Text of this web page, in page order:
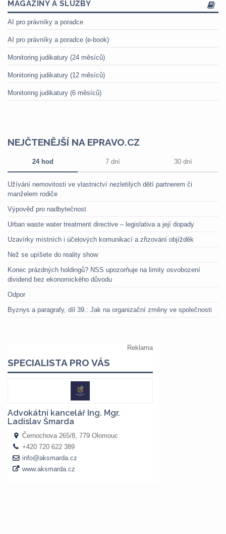
MAGAZÍNY A SLUŽBY
AI pro právníky a poradce
AI pro právníky a poradce (e-book)
Monitoring judikatury (24 měsíců)
Monitoring judikatury (12 měsíců)
Monitoring judikatury (6 měsíců)
NEJČTENĚJŠÍ NA EPRAVO.CZ
24 hod 7 dní 30 dní
Užívání nemovitosti ve vlastnictví nezletilých dětí partnerem či
manželem rodiče
Výpověď pro nadbytečnost
Urban waste water treatment directive – legislativa a její dopady
Uzavírky místních i účelových komunikací a zřizování objížděk
Než se upíšete do reality show
Konec prázdných holdingů? NSS upozorňuje na limity osvobození
dividend bez ekonomického důvodu
Odpor
Byznys a paragrafy, díl 39.: Jak na organizační změny ve společnosti